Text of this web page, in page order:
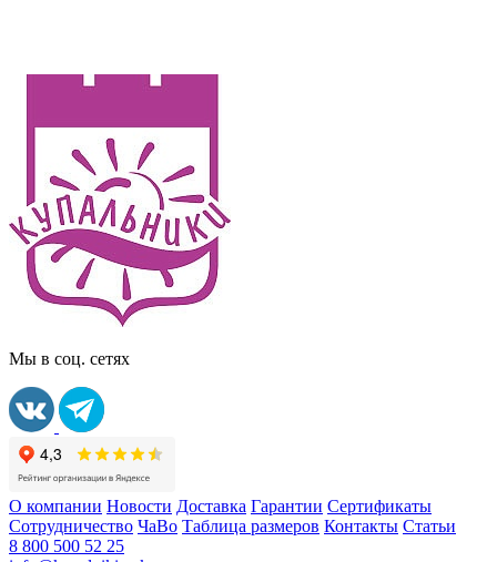
Мы в соц. сетях
О компании Новости Доставка Гарантии Сертификаты
Сотрудничество ЧаВо Таблица размеров Контакты Статьи
8 800 500 52 25